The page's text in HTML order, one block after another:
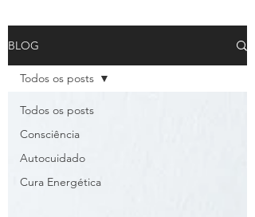
BLOG
Todos os posts
Consciência
Autocuidado
Cura Energética
Todos os posts